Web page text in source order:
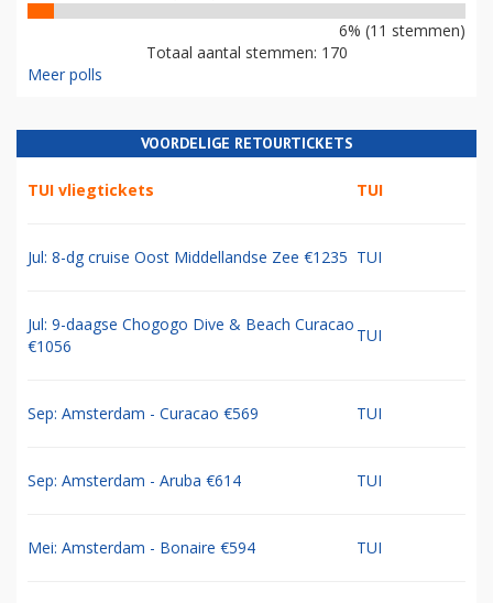
6% (11 stemmen)
Totaal aantal stemmen: 170
Meer polls
VOORDELIGE RETOURTICKETS
TUI vliegtickets TUI
Jul: 8-dg cruise Oost Middellandse Zee €1235 TUI
Jul: 9-daagse Chogogo Dive & Beach Curacao
€1056
TUI
Sep: Amsterdam - Curacao €569 TUI
Sep: Amsterdam - Aruba €614 TUI
Mei: Amsterdam - Bonaire €594 TUI